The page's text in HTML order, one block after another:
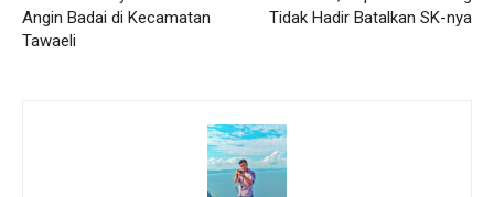
Angin Badai di Kecamatan
Tawaeli
Tidak Hadir Batalkan SK-nya